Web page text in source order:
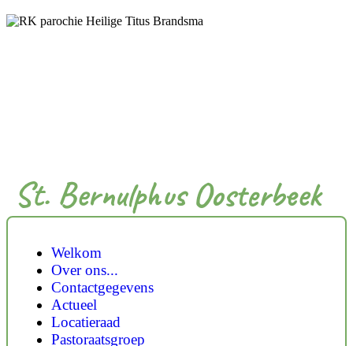
St. Bernulphus Oosterbeek
Welkom
Over ons...
Contactgegevens
Actueel
Locatieraad
Pastoraatsgroep